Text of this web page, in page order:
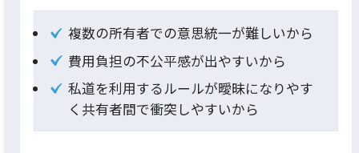
複数の所有者での意思統一が難しいから
費用負担の不公平感が出やすいから
私道を利用するルールが曖昧になりやす
く共有者間で衝突しやすいから